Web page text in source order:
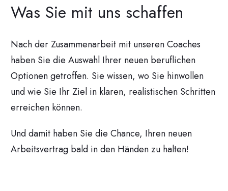
Was Sie mit uns schaffen
Nach der Zusammenarbeit mit unseren Coaches
haben Sie die Auswahl Ihrer neuen beruflichen
Optionen getroffen. Sie wissen, wo Sie hinwollen
und wie Sie Ihr Ziel in klaren, realistischen Schritten
erreichen können.
Und damit haben Sie die Chance, Ihren neuen
Arbeitsvertrag bald in den Händen zu halten!